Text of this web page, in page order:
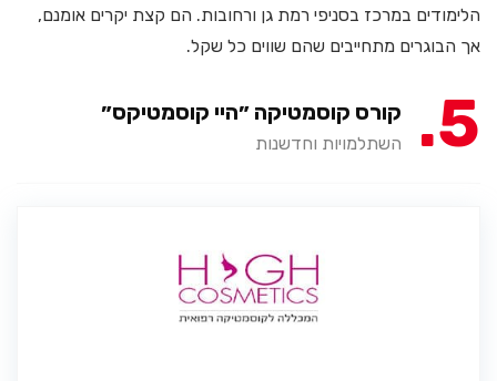
הלימודים במרכז בסניפי רמת גן ורחובות. הם קצת יקרים אומנם,
אך הבוגרים מתחייבים שהם שווים כל שקל.
5 קורס קוסמטיקה ״היי קוסמטיקס״
השתלמויות וחדשנות